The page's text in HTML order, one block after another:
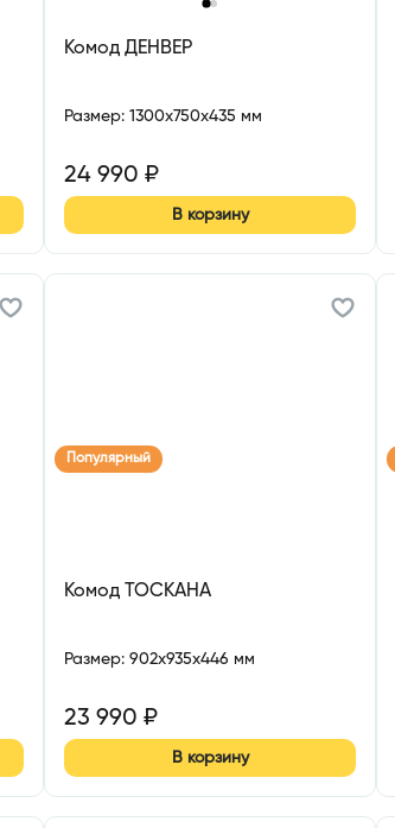
Комод ДЕНВЕР
Размер: 1300x750x435 мм
24 990 ₽
В корзину
Популярный
Комод ТОСКАНА
Размер: 902x935x446 мм
23 990 ₽
В корзину